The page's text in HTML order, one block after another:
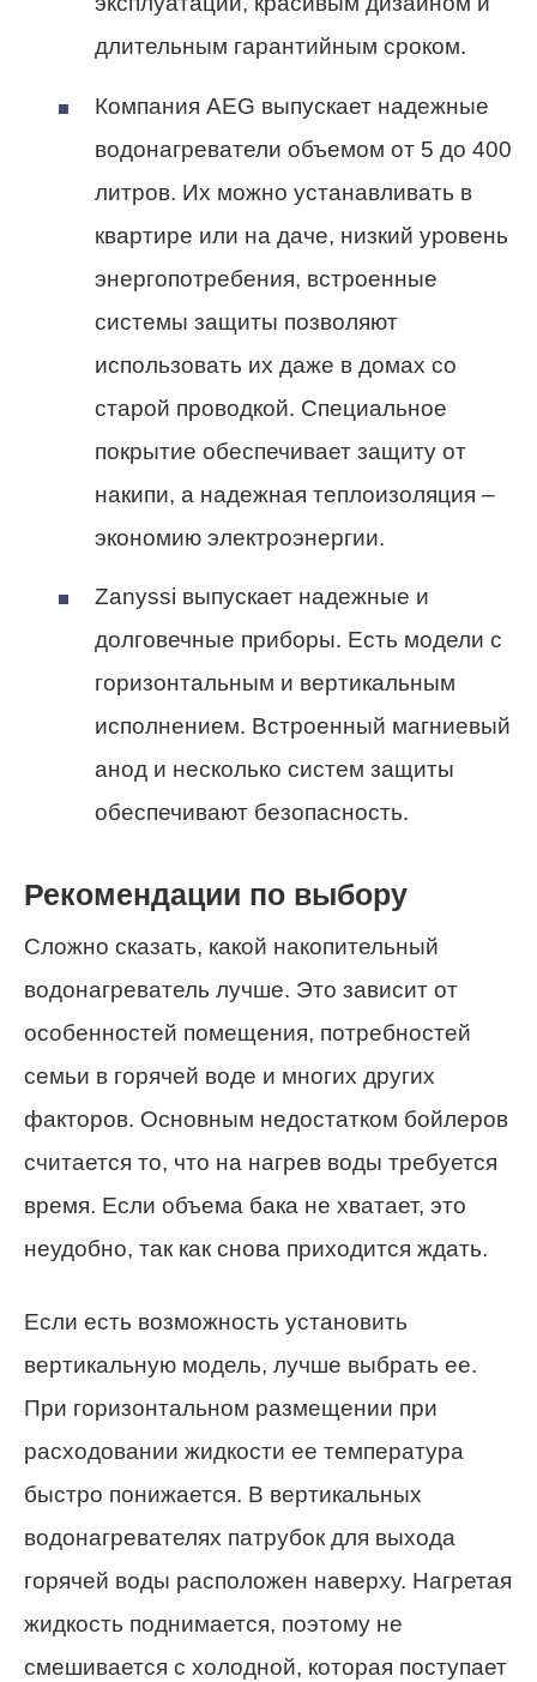
длительным гарантийным сроком.
Компания AEG выпускает надежные
водонагреватели объемом от 5 до 400
литров. Их можно устанавливать в
квартире или на даче, низкий уровень
энергопотребения, встроенные
системы защиты позволяют
использовать их даже в домах со
старой проводкой. Специальное
покрытие обеспечивает защиту от
накипи, а надежная теплоизоляция –
экономию электроэнергии.
Zanyssi выпускает надежные и
долговечные приборы. Есть модели с
горизонтальным и вертикальным
исполнением. Встроенный магниевый
анод и несколько систем защиты
обеспечивают безопасность.
Рекомендации по выбору
Сложно сказать, какой накопительный
водонагреватель лучше. Это зависит от
особенностей помещения, потребностей
семьи в горячей воде и многих других
факторов. Основным недостатком бойлеров
считается то, что на нагрев воды требуется
время. Если объема бака не хватает, это
неудобно, так как снова приходится ждать.
Если есть возможность установить
вертикальную модель, лучше выбрать ее.
При горизонтальном размещении при
расходовании жидкости ее температура
быстро понижается. В вертикальных
водонагревателях патрубок для выхода
горячей воды расположен наверху. Нагретая
жидкость поднимается, поэтому не
смешивается с холодной, которая поступает